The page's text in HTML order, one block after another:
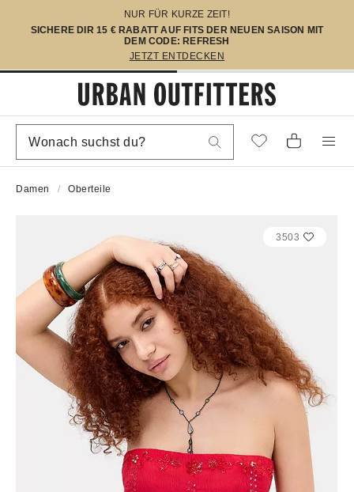
NUR FÜR KURZE ZEIT!
SICHERE DIR 15 € RABATT AUF FITS DER NEUEN SAISON MIT
DEM CODE: REFRESH
JETZT ENTDECKEN
Damen Oberteile
3503